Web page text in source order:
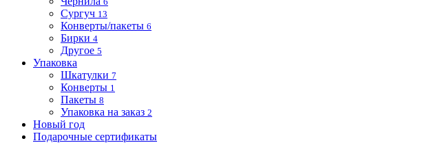
Сургуч 13
Конверты/пакеты 6
Бирки 4
Другое 5
Упаковка
Шкатулки 7
Конверты 1
Пакеты 8
Упаковка на заказ 2
Новый год
Подарочные сертификаты